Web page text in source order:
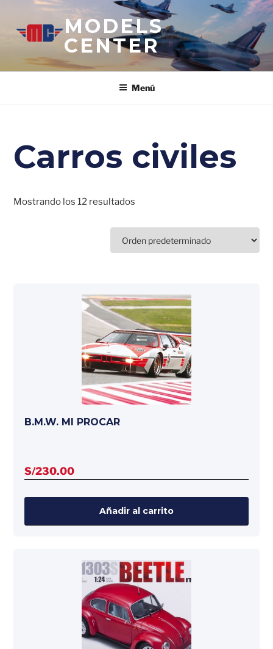
contenido
MODELS
CENTER
Menú
Carros civiles
Mostrando los 12 resultados
B.M.W. MI PROCAR
S/230.00
Añadir al carrito